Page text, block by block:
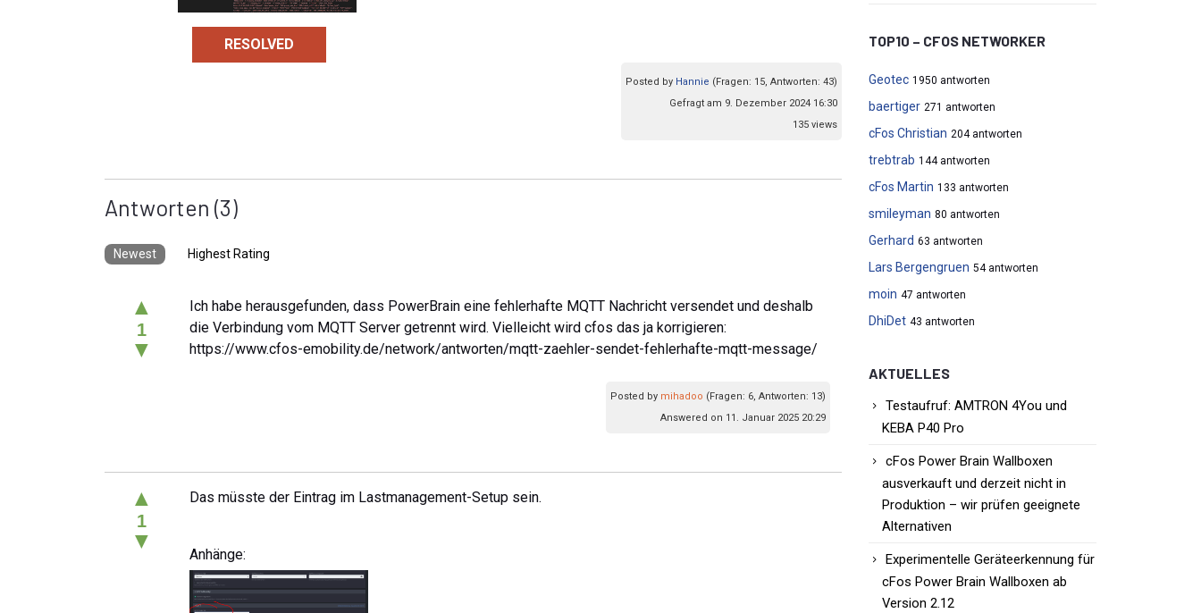
RESOLVED
Posted by Hannie (Fragen: 15, Antworten: 43)
Gefragt am 9. Dezember 2024 16:30
135 views
Antworten (3)
Newest Highest Rating
▲
1
▼
Ich habe herausgefunden, dass PowerBrain eine fehlerhafte MQTT Nachricht versendet und deshalb
die Verbindung vom MQTT Server getrennt wird. Vielleicht wird cfos das ja korrigieren:
https://www.cfos-emobility.de/network/antworten/mqtt-zaehler-sendet-fehlerhafte-mqtt-message/
Posted by mihadoo (Fragen: 6, Antworten: 13)
Answered on 11. Januar 2025 20:29
▲
1
▼
Das müsste der Eintrag im Lastmanagement-Setup sein.
Anhänge:
TOP10 – CFOS NETWORKER
Geotec 1950 antworten
baertiger 271 antworten
cFos Christian 204 antworten
trebtrab 144 antworten
cFos Martin 133 antworten
smileyman 80 antworten
Gerhard 63 antworten
Lars Bergengruen 54 antworten
moin 47 antworten
DhiDet 43 antworten
AKTUELLES
Testaufruf: AMTRON 4You und
KEBA P40 Pro
cFos Power Brain Wallboxen
ausverkauft und derzeit nicht in
Produktion – wir prüfen geeignete
Alternativen
Experimentelle Geräteerkennung für
cFos Power Brain Wallboxen ab
Version 2.12